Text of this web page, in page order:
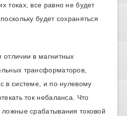
токах, все равно не будет
будет сохраняться
в магнитных
трансформаторов,
в системе, и по нулевому
ток небаланса. Что
срабатывания токовой